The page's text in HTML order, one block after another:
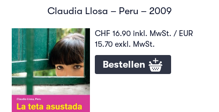
Claudia Llosa – Peru – 2009
CHF 16.90 inkl. MwSt. / EUR
15.70 exkl. MwSt.
Bestellen